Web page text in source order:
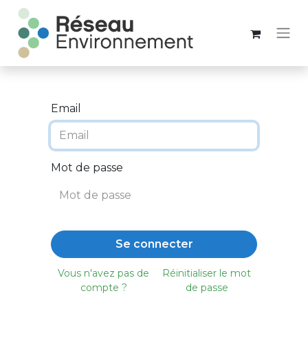
Email
Mot de passe
Se connecter
Vous n'avez pas de
compte ?
Réinitialiser le mot
de passe